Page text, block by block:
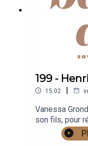
199 -
15:02 |
Vanessa
son fils, pour
Ses barres
Québec, sont